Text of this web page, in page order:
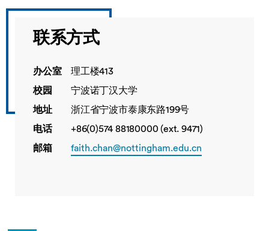
联系方式
办公室
理工楼413
校园
宁波诺丁汉大学
地址
浙江省宁波市泰康东路199号
电话
+86(0)574 88180000 (ext. 9471)
邮箱
faith.chan@nottingham.edu.cn